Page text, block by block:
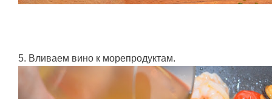
5. Вливаем вино к морепродуктам.